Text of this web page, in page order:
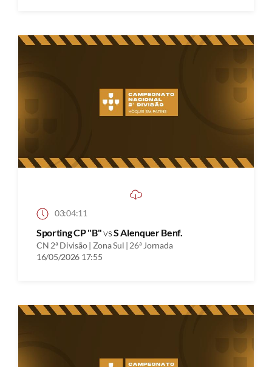
03:04:11
Sporting CP "B"vsS Alenquer Benf.
CN 2ª Divisão | Zona Sul | 26ª Jornada
16/05/2026 17:55